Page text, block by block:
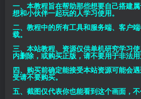
一、本教程旨在帮助那些想要自己搭建
想和小伙伴一起玩的人学习使用。
二、教程中的所有工具和服务端、客户
载。
三、本站教程、资源仅供单机研究学习
内删除，或购买正版，请不要用于非法用
四、购买前确定能接受本站资源可能会
受请不要购买。
五、截图仅代表你也能看到这个画面，不